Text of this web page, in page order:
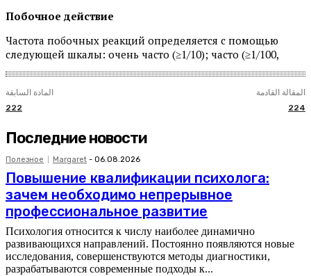
Побочное действие
Частота побочных реакций определяется с помощью
следующей шкалы: очень часто (≥1/10); часто (≥1/100,
المادة السابقة
222
المقالة القادمة
224
Последние новости
Полезное Margaret - 06.08.2026
Повышение квалификации психолога:
зачем необходимо непрерывное
профессиональное развитие
Психология относится к числу наиболее динамично
развивающихся направлений. Постоянно появляются новые
исследования, совершенствуются методы диагностики,
разрабатываются современные подходы к...